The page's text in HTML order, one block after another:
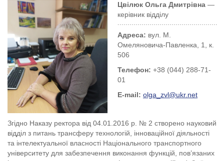
Цвілюк Ольга Дмитрівна —
керівник відділу
Адреса: вул. М.
Омеляновича-Павленка, 1, к.
506
Телефон: +38 (044) 288-71-
01
E-mail: olga_zvl@ukr.net
Згідно Наказу ректора від 04.01.2016 р. № 2 створено науковий
відділ з питань трансферу технологій, інноваційної діяльності
та інтелектуальної власності Національного транспортного
університету для забезпечення виконання функцій, пов’язаних